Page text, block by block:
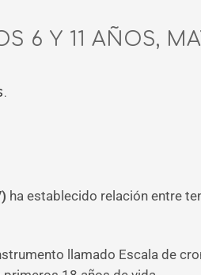
6 Y 11 AÑOS,
ha establecido relación entre
llamado Escala de